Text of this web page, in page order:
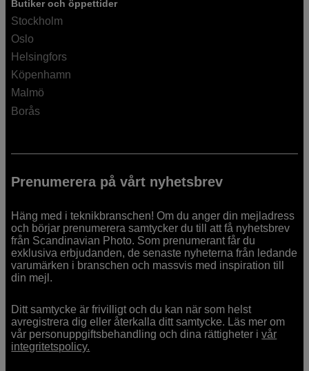
Butiker och öppettider
Stockholm
Oslo
Helsingfors
Köpenhamn
Malmö
Borås
Prenumerera på vårt nyhetsbrev
Häng med i teknikbranschen! Om du anger din mejladress
och börjar prenumerera samtycker du till att få nyhetsbrev
från Scandinavian Photo. Som prenumerant får du
exklusiva erbjudanden, de senaste nyheterna från ledande
varumärken i branschen och massvis med inspiration till
din mejl.
Ditt samtycke är frivilligt och du kan när som helst
avregistrera dig eller återkalla ditt samtycke. Läs mer om
vår personuppgiftsbehandling och dina rättigheter ivår
integritetspolicy.